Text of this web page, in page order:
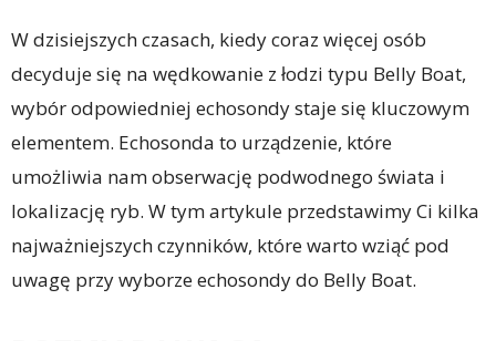
W dzisiejszych czasach, kiedy coraz więcej osób
decyduje się na wędkowanie z łodzi typu Belly Boat,
wybór odpowiedniej echosondy staje się kluczowym
elementem. Echosonda to urządzenie, które
umożliwia nam obserwację podwodnego świata i
lokalizację ryb. W tym artykule przedstawimy Ci kilka
najważniejszych czynników, które warto wziąć pod
uwagę przy wyborze echosondy do Belly Boat.